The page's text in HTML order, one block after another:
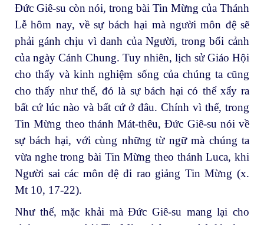
Đức Giê-su còn nói, trong bài Tin Mừng của Thánh
Lễ hôm nay, về sự bách hại mà người môn đệ sẽ
phải gánh chịu vì danh của Người, trong bối cảnh
của ngày Cánh Chung. Tuy nhiên, lịch sử Giáo Hội
cho thấy và kinh nghiệm sống của chúng ta cũng
cho thấy như thế, đó là sự bách hại có thể xẩy ra
bất cứ lúc nào và bất cứ ở đâu. Chính vì thế, trong
Tin Mừng theo thánh Mát-thêu, Đức Giê-su nói về
sự bách hại, với cùng những từ ngữ mà chúng ta
vừa nghe trong bài Tin Mừng theo thánh Luca, khi
Người sai các môn đệ đi rao giảng Tin Mừng (x.
Mt 10, 17-22).
Như thế, mặc khải mà Đức Giê-su mang lại cho